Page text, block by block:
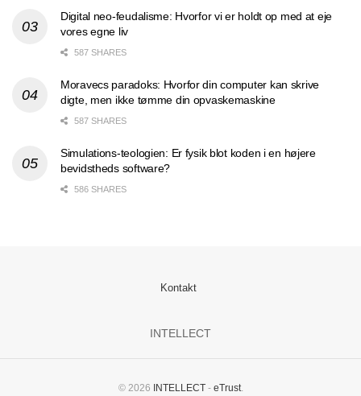
Digital neo-feudalisme: Hvorfor vi er holdt op med at eje
vores egne liv
587 SHARES
Moravecs paradoks: Hvorfor din computer kan skrive
digte, men ikke tømme din opvaskemaskine
587 SHARES
Simulations-teologien: Er fysik blot koden i en højere
bevidstheds software?
586 SHARES
Kontakt
INTELLECT
© 2026 INTELLECT- eTrust.